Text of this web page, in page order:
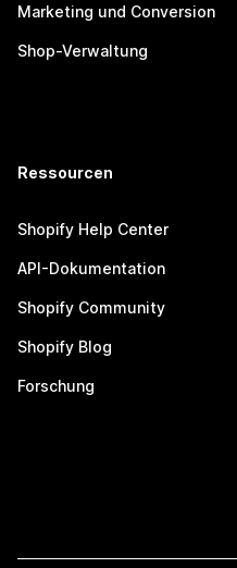
Marketing und Conversion
Shop-Verwaltung
Ressourcen
Shopify Help Center
API-Dokumentation
Shopify Community
Shopify Blog
Forschung